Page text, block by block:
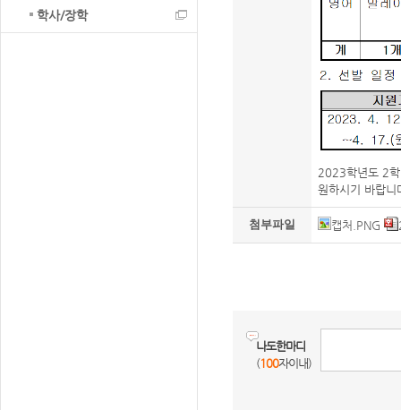
학사/장학
2023학년도 2학
원하시기 바랍니
첨부파일 캡처.PNG
나도한마디
(100자이내)